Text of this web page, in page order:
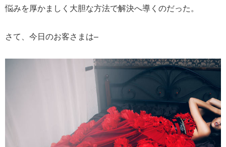
悩みを厚かましく大胆な方法で解決へ導くのだった。
さて、今日のお客さまは–